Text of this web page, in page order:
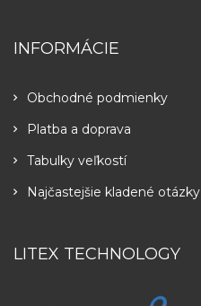
INFORMÁCIE
Obchodné podmienky
Platba a doprava
Tabulky veľkostí
Najčastejšie kladené otázky
LITEX TECHNOLOGY